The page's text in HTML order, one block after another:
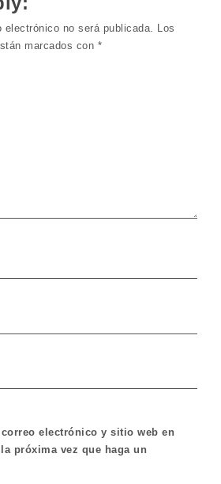
electrónico no será publicada. Los
marcados con *
electrónico y sitio web en
próxima vez que haga un